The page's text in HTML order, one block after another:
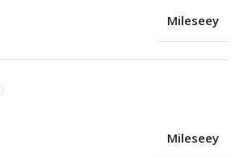
Mileseey
Mileseey